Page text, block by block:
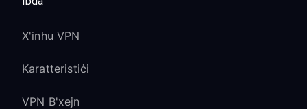
X'inhu VPN
Karatteristiċi
VPN B'xejn